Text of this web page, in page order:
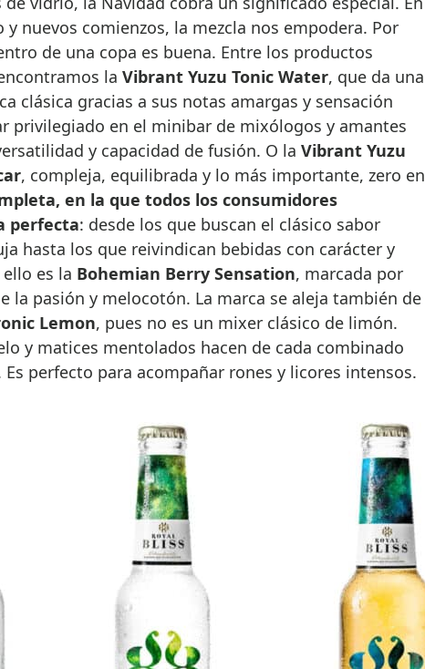
y nuevos comienzos, la mezcla nos empodera. Por
de una copa es buena. Entre los productos
la Vibrant Yuzu Tonic Water, que da una
clásica gracias a sus notas amargas y sensación
privilegiado en el minibar de mixólogos y amantes
y capacidad de fusión. O la Vibrant Yuzu
, compleja, equilibrada y lo más importante, zero en
en la que todos los consumidores
perfecta: desde los que buscan el clásico sabor
hasta los que reivindican bebidas con carácter y
es la Bohemian Berry Sensation, marcada por
la pasión y melocotón. La marca se aleja también de
Lemon, pues no es un mixer clásico de limón.
y matices mentolados hacen de cada combinado
perfecto para acompañar rones y licores intensos.